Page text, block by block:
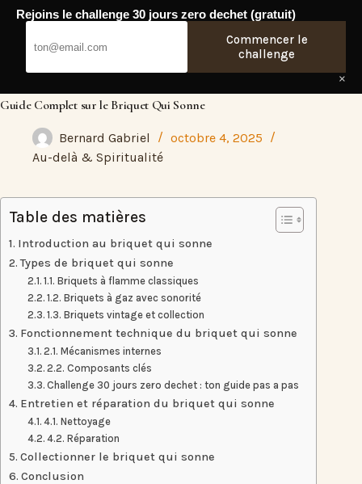
Passer
Guide Complet sur le Briquet Qui Sonne
Bernard Gabriel
octobre 4, 2025
Au-delà & Spiritualité
Table des matières
Introduction au briquet qui sonne
Types de briquet qui sonne
1.1. Briquets à flamme classiques
1.2. Briquets à gaz avec sonorité
1.3. Briquets vintage et collection
Fonctionnement technique du briquet qui sonne
2.1. Mécanismes internes
2.2. Composants clés
Challenge 30 jours zero dechet : ton guide pas a pas
Entretien et réparation du briquet qui sonne
4.1. Nettoyage
4.2. Réparation
Collectionner le briquet qui sonne
Conclusion
Rejoins le challenge 30 jours zero dechet (gratuit)
Commencer le
challenge
×